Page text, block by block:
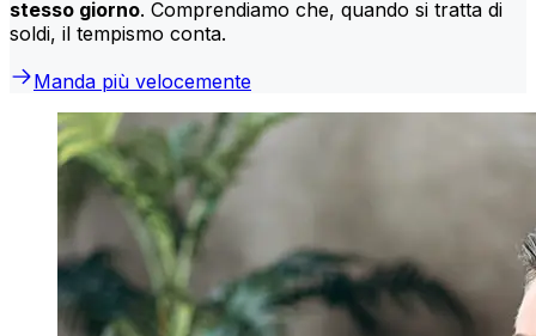
stesso giorno. Comprendiamo che, quando si tratta di
soldi, il tempismo conta.
Manda più velocemente